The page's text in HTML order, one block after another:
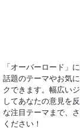
「オーバーロード」
話題のテーマやお気
クできます。幅広い
してあなたの意見を
な注目テーマまで、
ください！